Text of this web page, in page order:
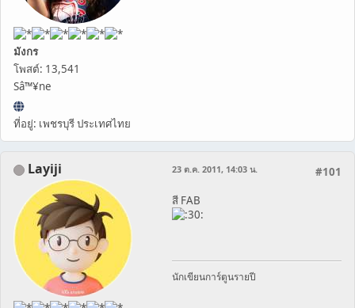
มังกร
โพสต์: 13,541
Sâ™¥ne
ที่อยู่: เพชรบุรี ประเทศไทย
Layiji #101
23 ต.ค. 2011, 14:03 น.
สี FAB
นักเขียนการ์ตูนรายปี